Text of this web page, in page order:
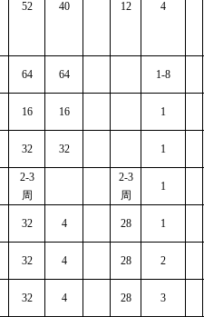
52 40 12 4
64 64 1-8
16 16 1
32 32 1
2-3
周
2-3
周
1
32 4 28 1
32 4 28 2
32 4 28 3